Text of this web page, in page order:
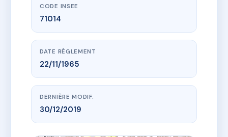
CODE INSEE
71014
DATE RÈGLEMENT
22/11/1965
DERNIÈRE MODIF.
30/12/2019